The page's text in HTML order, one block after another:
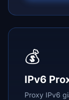
💰
IPv6
Proxy IPv6